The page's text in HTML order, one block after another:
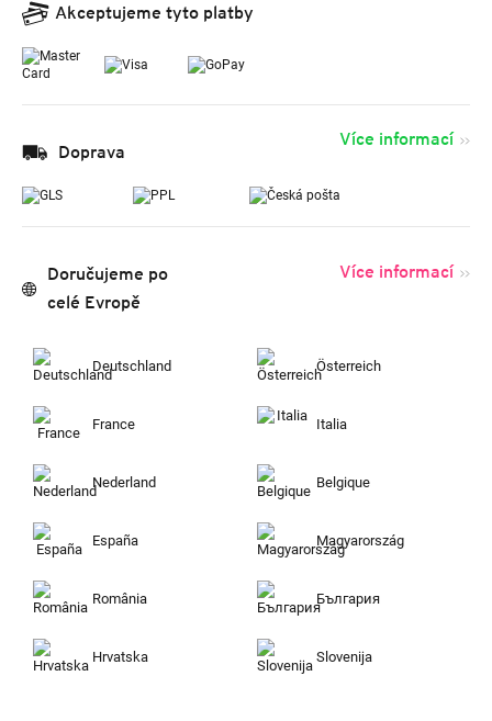
Akceptujeme tyto platby
Doprava
Více informací
Doručujeme po
celé Evropě
Více informací
Deutschland Österreich
France Italia
Nederland Belgique
España Magyarország
România България
Hrvatska Slovenija